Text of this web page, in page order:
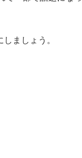
ましょう。